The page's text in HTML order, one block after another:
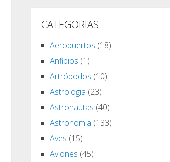
CATEGORIAS
Aeropuertos (18)
Anfibios (1)
Artrópodos (10)
Astrologia (23)
Astronautas (40)
Astronomia (133)
Aves (15)
Aviones (45)